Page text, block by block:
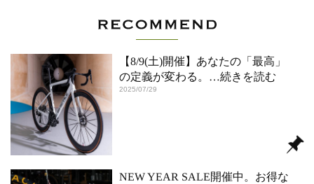
【8/9(土)開催】あなたの「最高」
の定義が変わる。 …続きを読む
2025/07/29
NEW YEAR SALE開催中。お得な